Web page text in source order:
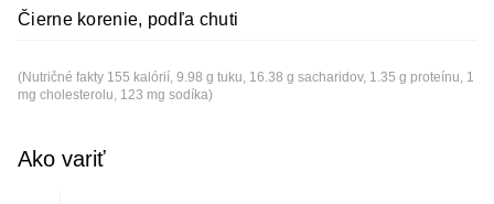
Čierne korenie, podľa chuti
(Nutričné fakty 155 kalórií, 9.98 g tuku, 16.38 g sacharidov, 1.35 g proteínu, 1
mg cholesterolu, 123 mg sodíka)
Ako variť